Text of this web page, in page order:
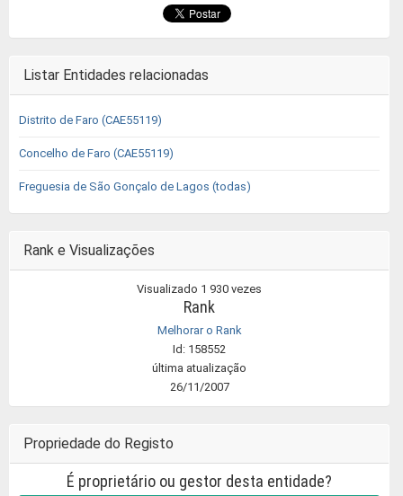
Listar Entidades relacionadas
Distrito de Faro (CAE55119)
Concelho de Faro (CAE55119)
Freguesia de São Gonçalo de Lagos (todas)
Rank e Visualizações
Visualizado 1 930 vezes
Rank
Melhorar o Rank
Id: 158552
última atualização
26/11/2007
Propriedade do Registo
É proprietário ou gestor desta entidade?